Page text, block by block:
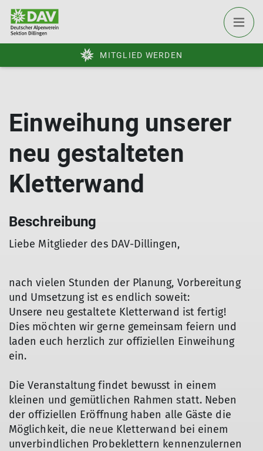
MITGLIED WERDEN
Einweihung unserer
neu gestalteten
Kletterwand
Beschreibung
Liebe Mitglieder des DAV-Dillingen,
nach vielen Stunden der Planung, Vorbereitung
und Umsetzung ist es endlich soweit:
Unsere neu gestaltete Kletterwand ist fertig!
Dies möchten wir gerne gemeinsam feiern und
laden euch herzlich zur offiziellen Einweihung
ein.
Die Veranstaltung findet bewusst in einem
kleinen und gemütlichen Rahmen statt. Neben
der offiziellen Eröffnung haben alle Gäste die
Möglichkeit, die neue Kletterwand bei einem
unverbindlichen Probeklettern kennenzulernen